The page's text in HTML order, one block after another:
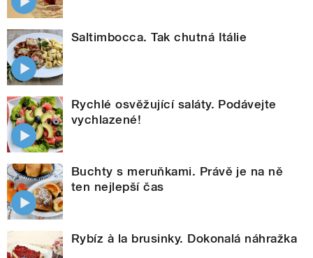
Saltimbocca. Tak chutná Itálie
Rychlé osvěžující saláty. Podávejte
vychlazené!
Buchty s meruňkami. Právě je na ně
ten nejlepší čas
Rybíz à la brusinky. Dokonalá náhražka